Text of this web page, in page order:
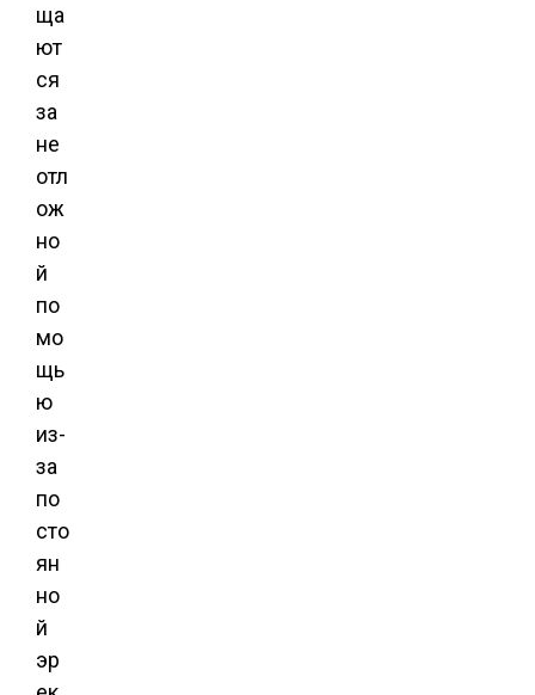
ща
ют
ся
за
не
отл
ож
но
й
по
мо
щь
ю
из-
за
по
сто
ян
но
й
эр